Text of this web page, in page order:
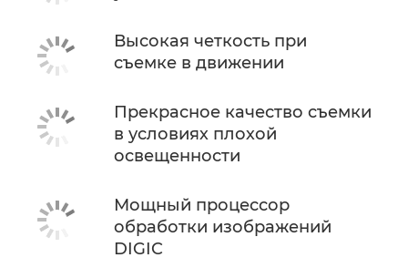
Высокая четкость при
съемке в движении
Прекрасное качество съемки
в условиях плохой
освещенности
Мощный процессор
обработки изображений
DIGIC